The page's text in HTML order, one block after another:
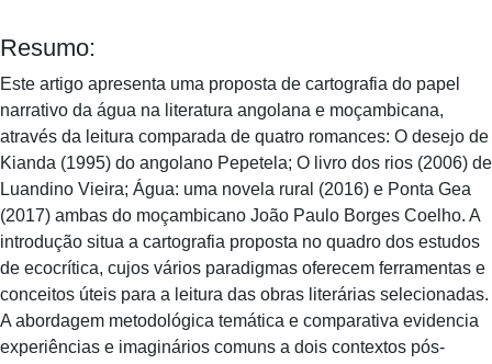
Resumo:
Este artigo apresenta uma proposta de cartografia do papel
narrativo da água na literatura angolana e moçambicana,
através da leitura comparada de quatro romances: O desejo de
Kianda (1995) do angolano Pepetela; O livro dos rios (2006) de
Luandino Vieira; Água: uma novela rural (2016) e Ponta Gea
(2017) ambas do moçambicano João Paulo Borges Coelho. A
introdução situa a cartografia proposta no quadro dos estudos
de ecocrítica, cujos vários paradigmas oferecem ferramentas e
conceitos úteis para a leitura das obras literárias selecionadas.
A abordagem metodológica temática e comparativa evidencia
experiências e imaginários comuns a dois contextos pós-